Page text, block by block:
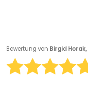
Bewertung von Birgid Horak,